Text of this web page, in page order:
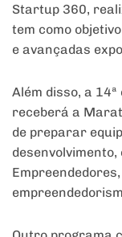
Startup 360,
tem como
e avançadas
Além disso, a
receberá a
de preparar